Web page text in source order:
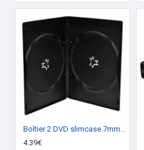
Boîtier 2 DVD slimcase 7mm (pack de 10)
4.39€